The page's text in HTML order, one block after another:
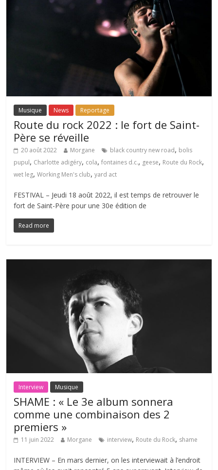
Musique News Reportage
Route du rock 2022 : le fort de Saint-
Père se réveille
20 août 2022 Morgane black country new road, bolis
pupul, Charlotte adigéry, cola,fontaines d.c., geese, Route du Rock,
wet leg,Working Men's club,yard act
FESTIVAL – Jeudi 18 août 2022, il est temps de retrouver le
fort de Saint-Père pour une 30e édition de
Read more
Interview Musique
SHAME : « Le 3e album sonnera
comme une combinaison des 2
premiers »
11 juin 2022 Morgane interview, Route du Rock, shame
INTERVIEW – En mars dernier, on les interviewait à l’endroit